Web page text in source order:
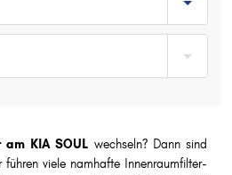
am KIA SOUL wechseln? Dann sind
viele namhafte Innenraumfilter-